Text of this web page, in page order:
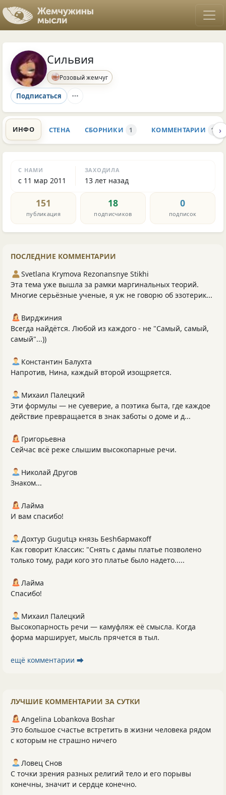
Сильвия
Розовый жемчуг
Подписаться
ИНФО СТЕНА СБОРНИКИ 1 КОММЕНТАРИИ 151
›
С НАМИ
с 11 мар 2011
ЗАХОДИЛА
13 лет назад
151
публикация
18
подписчиков
0
подписок
ПОСЛЕДНИЕ КОММЕНТАРИИ
Svetlana Krymova Rezonansnye Stikhi
Эта тема уже вышла за рамки маргинальных теорий.
Многие серьёзные ученые, я уж не говорю об эзотерик...
Вирджиния
Всегда найдётся. Любой из каждого - не "Самый, самый,
самый"...))
Константин Балухта
Напротив, Нина, каждый второй изощряется.
Михаил Палецкий
Эти формулы — не суеверие, а поэтика быта, где каждое
действие превращается в знак заботы о доме и д...
Григорьевна
Сейчас всё реже слышим высокопарные речи.
Николай Другов
Знаком...
Лайма
И вам спасибо!
Дохтур Gugutцэ князь Беshбармакоff
Как говорит Классик: "Снять с дамы платье позволено
только тому, ради кого это платье было надето.....
Лайма
Спасибо!
Михаил Палецкий
Высокопарность речи — камуфляж её смысла. Когда
форма марширует, мысль прячется в тыл.
ещё комментарии ⮕
ЛУЧШИЕ КОММЕНТАРИИ ЗА СУТКИ
Angelina Lobankova Boshar
Это большое счастье встретить в жизни человека рядом
с которым не страшно ничего
Ловец Снов
С точки зрения разных религий тело и его порывы
конечны, значит и сердце конечно.